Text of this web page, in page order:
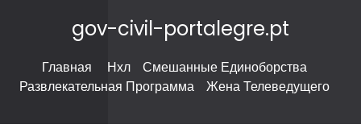
gov-civil-portalegre.pt
Главная Нхл
Смешанные Единоборства
Развлекательная Программа
Жена Телеведущего